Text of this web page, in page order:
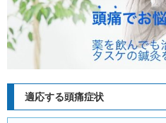
適応する頭痛症状